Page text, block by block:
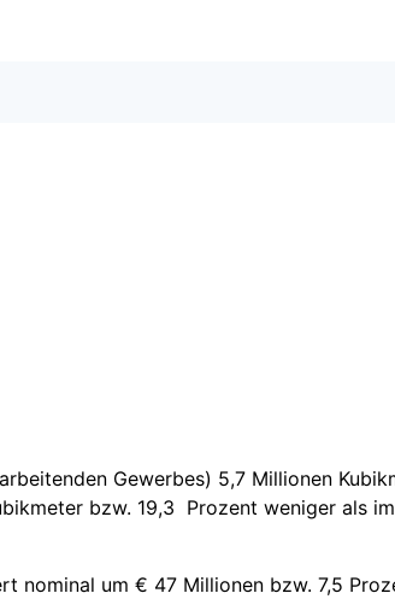
Gewerbes) 5,7 Millionen
bzw. 19,3 Prozent weniger als
nominal um € 47 Millionen bzw. 7,5